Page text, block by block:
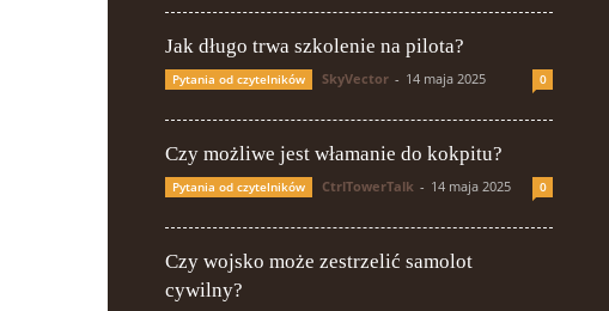
Jak długo trwa szkolenie na pilota?
Pytania od czytelników SkyVector - 14 maja 2025 0
Czy możliwe jest włamanie do kokpitu?
Pytania od czytelników CtrlTowerTalk - 14 maja 2025 0
Czy wojsko może zestrzelić samolot
cywilny?